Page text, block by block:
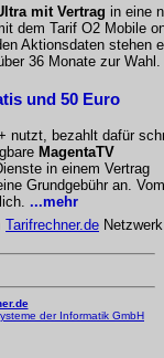
mit Vertrag in eine
dem Tarif O2 Mobile
Aktionsdaten stehen
36 Monate zur Wahl.
und 50 Euro
nutzt, bezahlt dafür
MagentaTV
in einem Vertrag
Grundgebühr an. Vom
...mehr
Tarifrechner.de Netzwerk
der Informatik GmbH